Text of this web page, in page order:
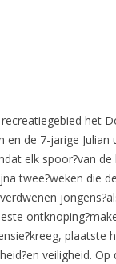
het
de 7-jarige Julian
elk spoor?van
twee?weken die
plaatste
veiligheid. Op